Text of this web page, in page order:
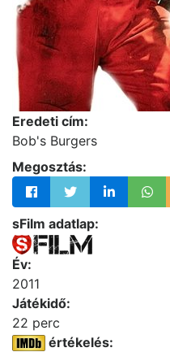
Eredeti cím:
Bob's Burgers
Megosztás:
sFilm adatlap:
Év:
2011
Játékidő:
22 perc
értékelés: